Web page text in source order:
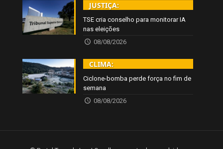
JUSTIÇA:
TSE cria conselho para monitorar IA
nas eleições
08/08/2026
CLIMA:
Ciclone-bomba perde força no fim de
semana
08/08/2026